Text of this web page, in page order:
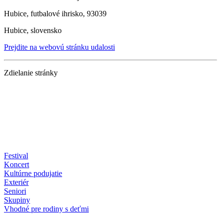
Hubice, futbalové ihrisko, 93039
Hubice, slovensko
Prejdite na webovú stránku udalosti
Zdielanie stránky
Festival
Koncert
Kultúrne podujatie
Exteriér
Seniori
Skupiny
Vhodné pre rodiny s deťmi